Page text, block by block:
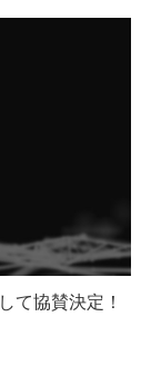
て協賛決定！